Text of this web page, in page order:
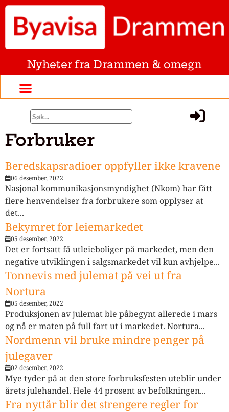
Nyheter fra Drammen & omegn
Forbruker
Beredskapsradioer oppfyller ikke kravene
06 desember, 2022
Nasjonal kommunikasjonsmyndighet (Nkom) har fått
flere henvendelser fra forbrukere som opplyser at
det...
Bekymret for leiemarkedet
05 desember, 2022
Det er fortsatt få utleieboliger på markedet, men den
negative utviklingen i salgsmarkedet vil kun avhjelpe...
Tonnevis med julemat på vei ut fra
Nortura
05 desember, 2022
Produksjonen av julemat ble påbegynt allerede i mars
og nå er maten på full fart ut i markedet. Nortura...
Nordmenn vil bruke mindre penger på
julegaver
02 desember, 2022
Mye tyder på at den store forbruksfesten uteblir under
årets julehandel. Hele 44 prosent av befolkningen...
Fra nyttår blir det strengere regler for